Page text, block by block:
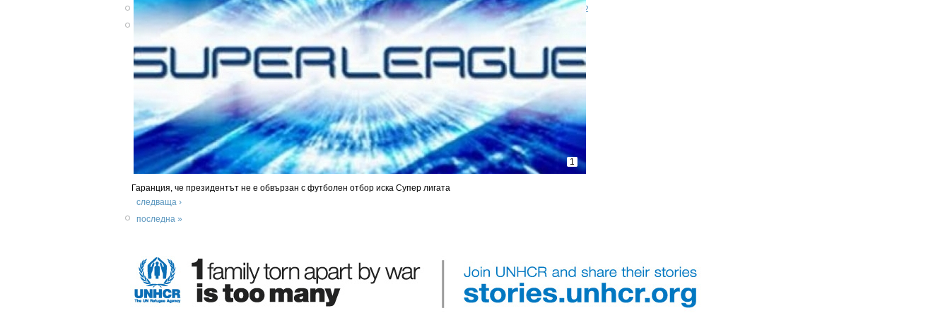
1
Гаранция, че президентът не е обвързан с футболен отбор иска Супер лигата
2
следваща ›
последна »